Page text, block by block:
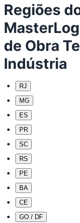
Regiões
de Obra
Indústria
RJ
MG
ES
PR
SC
RS
PE
BA
CE
GO / DF